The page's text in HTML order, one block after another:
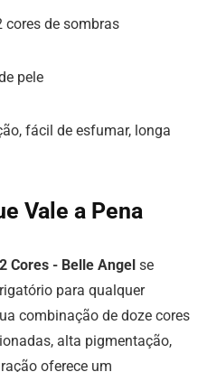
cores de sombras
pele
fácil de esfumar, longa
Vale a Pena
Cores - Belle Angel se
para qualquer
combinação de doze cores
alta pigmentação,
oferece um